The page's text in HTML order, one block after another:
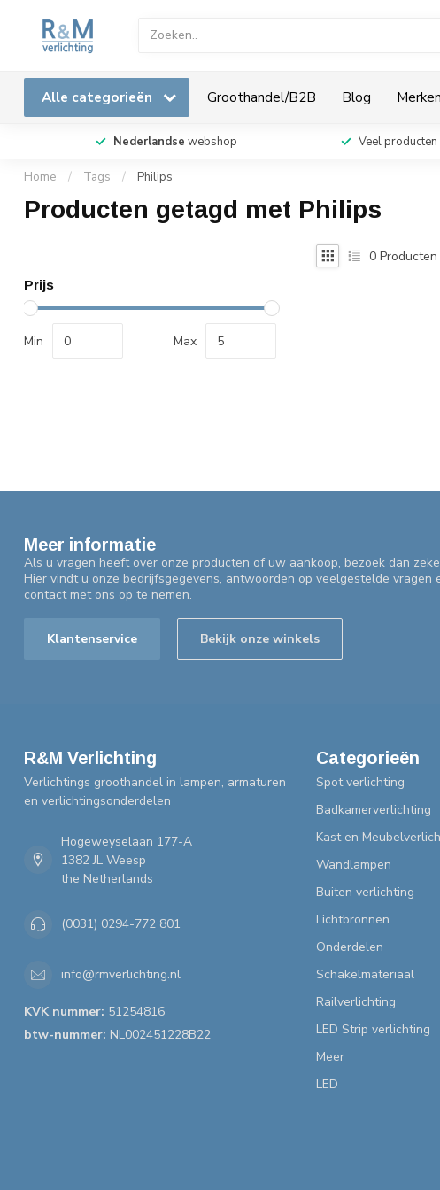
Alle categorieën Groothandel/B2B Blog Merken
Nederlandse webshop Veel producten
Home / Tags / Philips
Producten getagd met Philips
Prijs
Min Max
0 Producten
Meer informatie
Als u vragen heeft over onze producten of uw aankoop, bezoek dan
Hier vindt u onze bedrijfsgegevens, antwoorden op veelgestelde vragen
contact met ons op te nemen.
Klantenservice Bekijk onze winkels
R&M Verlichting
Verlichtings groothandel in lampen, armaturen
en verlichtingsonderdelen
Hogeweyselaan 177-A
1382 JL Weesp
the Netherlands
(0031) 0294-772 801
info@rmverlichting.nl
KVK nummer: 51254816
btw-nummer: NL002451228B22
Categorieën
Spot verlichting
Badkamerverlichting
Kast en
Wandlampen
Buiten verlichting
Lichtbronnen
Onderdelen
Schakelmateriaal
Railverlichting
LED Strip verlichting
Meer
LED